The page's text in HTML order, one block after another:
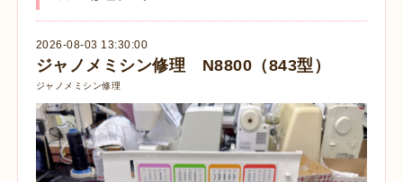
2026-08-03 13:30:00
ジャノメミシン修理 N8800（843型）
ジャノメミシン修理